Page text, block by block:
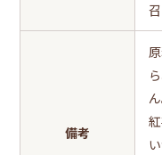
備考
ん